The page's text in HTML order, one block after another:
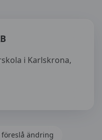
i Karlskrona,
ändring